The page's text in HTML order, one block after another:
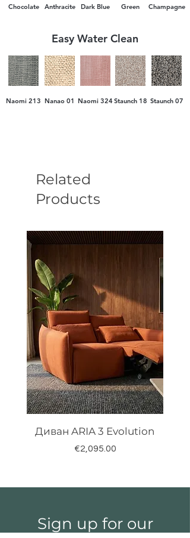
Dark Blue
Anthracite
Chocolate Green Champagne
Easy Water Clean
Staunch 07
Staunch 18
Naomi 324
Nanao 01
Naomi 213
Related
Products
Диван ARIA 3 Evolution
Price
€2,095.00
Sign up for our